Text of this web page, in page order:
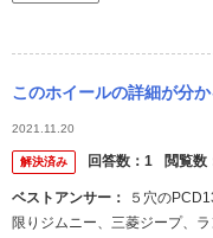
このホイールの詳細が分
2021.11.20
解決済み 回答数： 1 閲覧数
ベストアンサー：
限りジムニー、三菱ジープ、